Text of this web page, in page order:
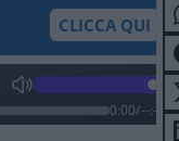
CLICCA QUI
0:00/--:--